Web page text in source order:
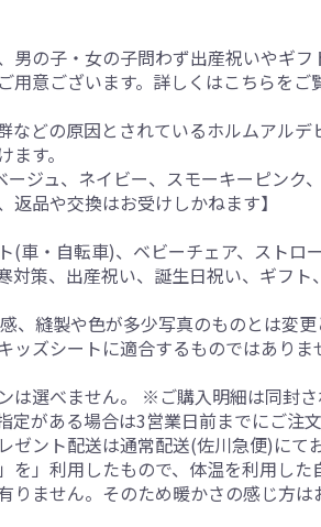
男の子・女の子問わず出産祝いやギフ
意ございます。詳しくはこちらをご
どの原因とされているホルムアル
す。
ジュ、ネイビー、スモーキーピンク
返品や交換はお受けしかねます】
車・自転車)、ベビーチェア、ストロ
対策、出産祝い、誕生日祝い、ギフ
縫製や色が多少写真のものとは変更
ズシートに適合するものではあり
選べません。 ※ご購入明細は同封さ
がある場合は3営業日前までにご注文
ント配送は通常配送(佐川急便)にて
」利用したもので、体温を利用し
りません。そのため暖かさの感じ方